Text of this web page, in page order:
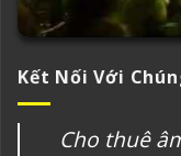
Kết Nối Với
Cho thuê